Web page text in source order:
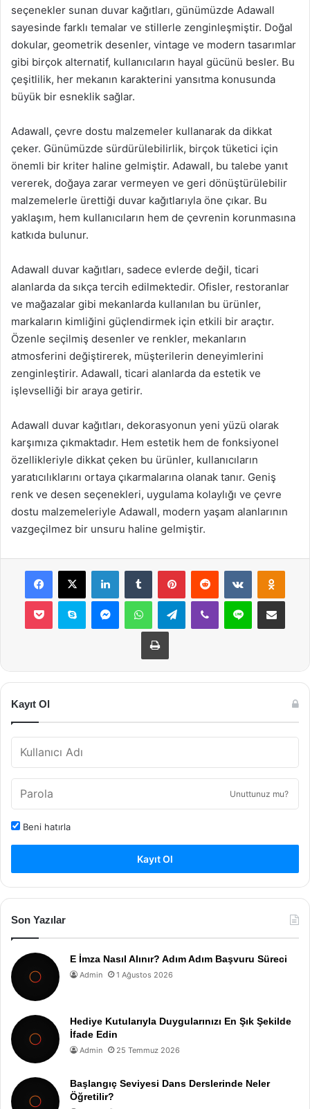
seçenekler sunan duvar kağıtları, günümüzde Adawall
sayesinde farklı temalar ve stillerle zenginleşmiştir. Doğal
dokular, geometrik desenler, vintage ve modern tasarımlar
gibi birçok alternatif, kullanıcıların hayal gücünü besler. Bu
çeşitlilik, her mekanın karakterini yansıtma konusunda
büyük bir esneklik sağlar.
Adawall, çevre dostu malzemeler kullanarak da dikkat
çeker. Günümüzde sürdürülebilirlik, birçok tüketici için
önemli bir kriter haline gelmiştir. Adawall, bu talebe yanıt
vererek, doğaya zarar vermeyen ve geri dönüştürülebilir
malzemelerle ürettiği duvar kağıtlarıyla öne çıkar. Bu
yaklaşım, hem kullanıcıların hem de çevrenin korunmasına
katkıda bulunur.
Adawall duvar kağıtları, sadece evlerde değil, ticari
alanlarda da sıkça tercih edilmektedir. Ofisler, restoranlar
ve mağazalar gibi mekanlarda kullanılan bu ürünler,
markaların kimliğini güçlendirmek için etkili bir araçtır.
Özenle seçilmiş desenler ve renkler, mekanların
atmosferini değiştirerek, müşterilerin deneyimlerini
zenginleştirir. Adawall, ticari alanlarda da estetik ve
işlevselliği bir araya getirir.
Adawall duvar kağıtları, dekorasyonun yeni yüzü olarak
karşımıza çıkmaktadır. Hem estetik hem de fonksiyonel
özellikleriyle dikkat çeken bu ürünler, kullanıcıların
yaratıcılıklarını ortaya çıkarmalarına olanak tanır. Geniş
renk ve desen seçenekleri, uygulama kolaylığı ve çevre
dostu malzemeleriyle Adawall, modern yaşam alanlarının
vazgeçilmez bir unsuru haline gelmiştir.
Facebook
X LinkedInTumblr PinterestReddit VKontakte
Pocket Skype MessengerWhatsAppTelegramViber Line E-Posta ile
Yazdır
Kayıt Ol
Unuttunuz mu?
Beni hatırla
Kayıt Ol
Son Yazılar
E İmza Nasıl Alınır? Adım Adım Başvuru Süreci
Admin 1 Ağustos 2026
Hediye Kutularıyla Duygularınızı En Şık Şekilde
İfade Edin
Admin 25 Temmuz 2026
Başlangıç Seviyesi Dans Derslerinde Neler
Öğretilir?